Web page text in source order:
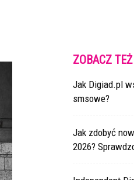
ZOBACZ TEŻ
Jak Digiad.pl
smsowe?
Jak zdobyć
2026?